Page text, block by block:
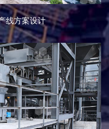
线方案设计